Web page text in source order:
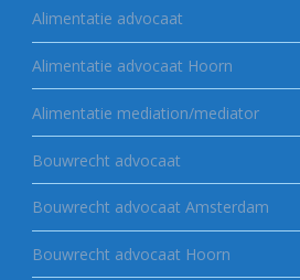
Alimentatie advocaat
Alimentatie advocaat Hoorn
Alimentatie mediation/mediator
Bouwrecht advocaat
Bouwrecht advocaat Amsterdam
Bouwrecht advocaat Hoorn